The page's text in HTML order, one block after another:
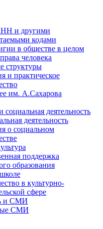
и другими
кодами
в обществе в целом
человека
структуры
и практическое
им. А.Сахарова
деятельность
деятельность
о социальном
поддержка
образования
в культурно-
сфере
и СМИ
СМИ